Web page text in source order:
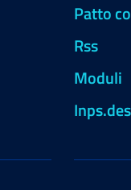
Patto
Rss
Moduli